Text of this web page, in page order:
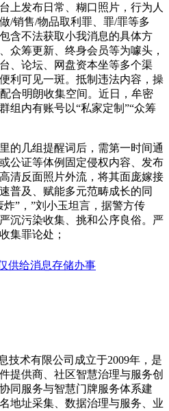
上发布日常、糊口照片，行为人
/销售/物品取利罪、罪/罪等多
含不法获取小我消息的具体方
众筹更新、终身会员等为噱头，
、论坛、网盘资本坐等多个渠
利可见一斑。抵制违法内容，操
合明朗收集空间。近日，牟密
组内有账号以“私家定制”“众筹
几组提醒词后，需第一时间通
公证等体例固定侵权内容、发布
清反面照片外流，将其面庞嫁接
普及、赋能多元范畴成长的同
”，”刘小玉坦言，据警方传
沉污染收集、挑和公序良俗。严
集罪论处；
供给消息存储办事
技术有限公司成立于2009年，是
提供商、社区智慧治理与服务创
同服务与智慧门牌服务体系建
地址采集、数据治理与服务、业